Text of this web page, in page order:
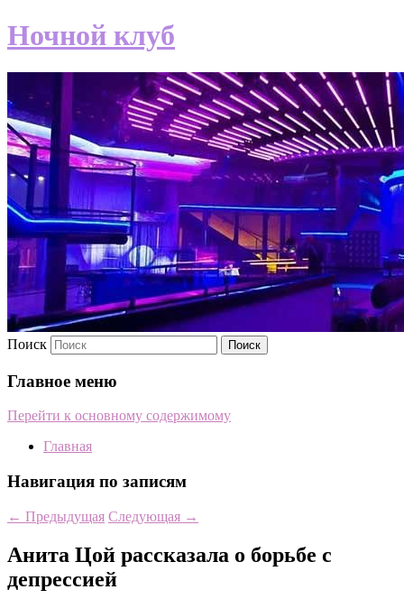
Ночной клуб
Поиск
Главное меню
Перейти к основному содержимому
Главная
Навигация по записям
← Предыдущая Следующая →
Анита Цой рассказала о борьбе с
депрессией